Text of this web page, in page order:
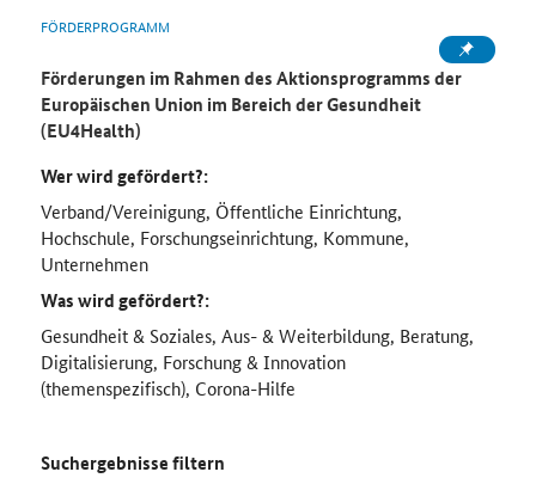
FÖRDERPROGRAMM
Förderungen im Rahmen des Aktionsprogramms der
Europäischen Union im Bereich der Gesundheit
(EU4Health)
Wer wird gefördert?:
Verband/Vereinigung, Öffentliche Einrichtung,
Hochschule, Forschungseinrichtung, Kommune,
Unternehmen
Was wird gefördert?:
Gesundheit & Soziales, Aus- & Weiterbildung, Beratung,
Digitalisierung, Forschung & Innovation
(themenspezifisch), Corona-Hilfe
Suchergebnisse filtern